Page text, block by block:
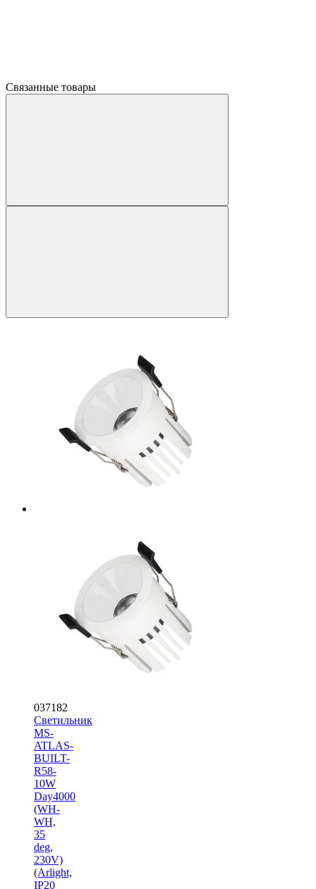
Связанные товары
037182
Светильник
MS-
ATLAS-
BUILT-
R58-
10W
Day4000
(WH-
WH,
35
deg,
230V)
(Arlight,
IP20